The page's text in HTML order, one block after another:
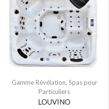
Gamme Révélation, Spas pour
Particuliers
LOUVINO